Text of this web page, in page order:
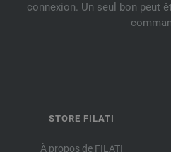
connexion. Un seul bon peut
STORE FILATI
À propos de FILATI